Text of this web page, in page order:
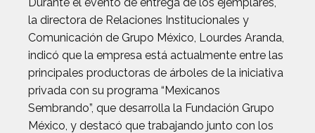
la directora de Relaciones Institucionales y
Comunicación de Grupo México, Lourdes Aranda,
indicó que la empresa está actualmente entre las
principales productoras de árboles de la iniciativa
privada con su programa “Mexicanos
Sembrando”, que desarrolla la Fundación Grupo
México, y destacó que trabajando junto con los